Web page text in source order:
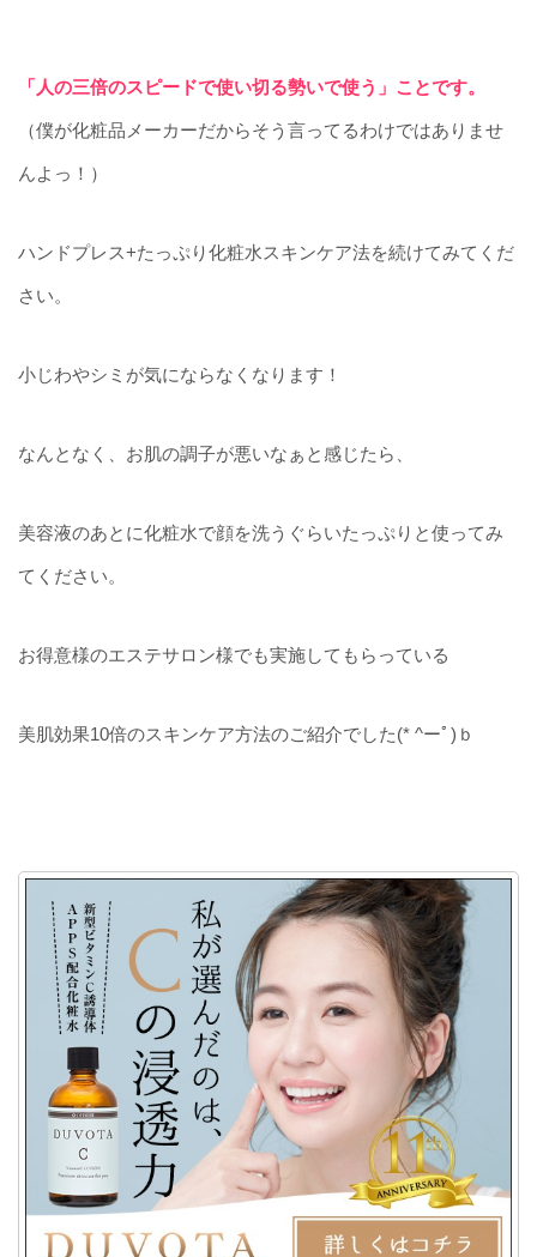
「人の三倍のスピードで使い切る勢いで使う」ことです。
（僕が化粧品メーカーだからそう言ってるわけではありませ
んよっ！）
ハンドプレス+たっぷり化粧水スキンケア法を続けてみてくだ
さい。
小じわやシミが気にならなくなります！
なんとなく、お肌の調子が悪いなぁと感じたら、
美容液のあとに化粧水で顔を洗うぐらいたっぷりと使ってみ
てください。
お得意様のエステサロン様でも実施してもらっている
美肌効果10倍のスキンケア方法のご紹介でした(* ^ーﾟ)ｂ